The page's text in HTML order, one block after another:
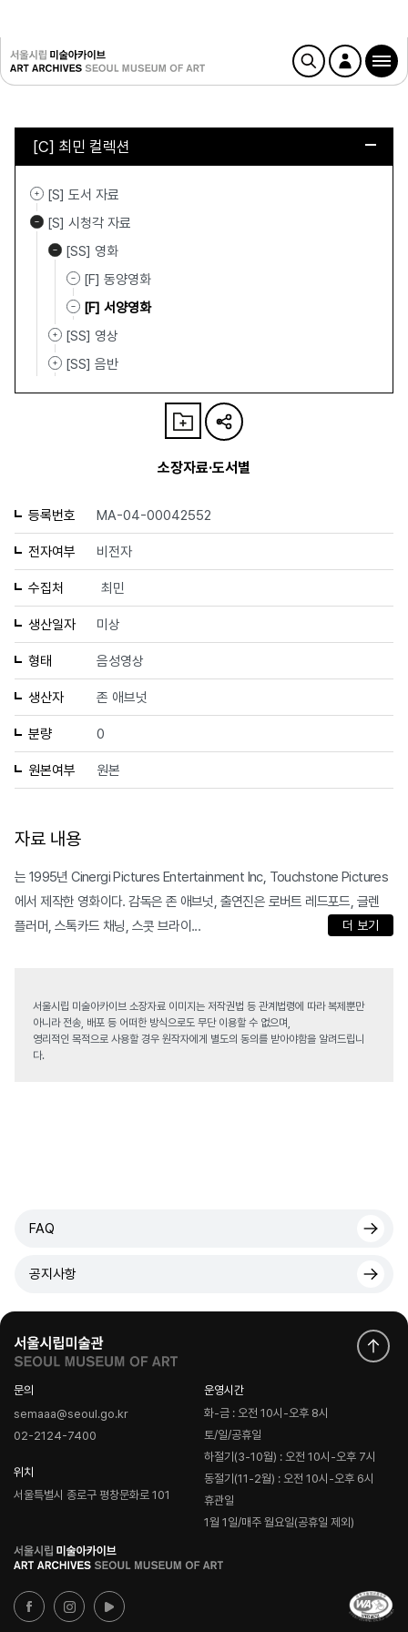
[C] 최민 컬렉션
[S] 도서 자료
[S] 시청각 자료
[SS] 영화
[F] 동양영화
[F] 서양영화
[SS] 영상
[SS] 음반
소장자료·도서별
등록번호 MA-04-00042552
전자여부 비전자
수집처 최민
생산일자 미상
형태 음성영상
생산자 존 애브넛
분량 0
원본여부 원본
자료 내용
는 1995년 Cinergi Pictures Entertainment Inc, Touchstone Pictures
에서 제작한 영화이다. 감독은 존 애브넛, 출연진은 로버트 레드포드, 글렌
플러머, 스톡카드 채닝, 스콧 브라이...
더 보기
서울시립 미술아카이브 소장자료 이미지는 저작권법 등 관계법령에 따라 복제뿐만
아니라 전송, 배포 등 어떠한 방식으로도 무단 이용할 수 없으며,
영리적인 목적으로 사용할 경우 원작자에게 별도의 동의를 받아야함을 알려드립니
다.
FAQ
공지사항
문의
semaaa@seoul.go.kr
02-2124-7400
위치
서울특별시 종로구 평창문화로 101
운영시간
화-금 : 오전 10시-오후 8시
토/일/공휴일
하절기(3-10월) : 오전 10시-오후 7시
동절기(11-2월) : 오전 10시-오후 6시
휴관일
1월 1일/매주 월요일(공휴일 제외)
로
고